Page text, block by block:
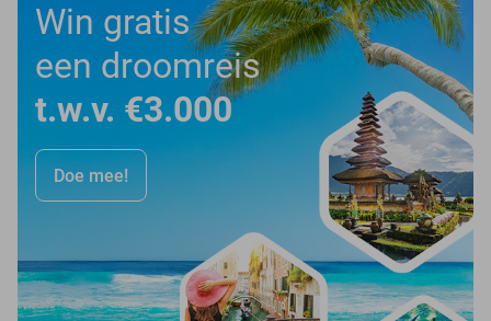
Win gratis
een droomreis
t.w.v. €3.000
Doe mee!